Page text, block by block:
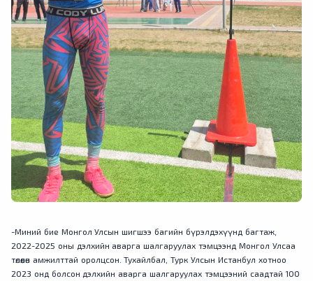
-Миний бие Монгол Улсын шигшээ багийн бүрэлдэхүүнд багтаж,
2022-2025 оны дэлхийн аварга шалгаруулах тэмцээнд Монгол Улсаа
төлөөлөн амжилттай оролцсон. Тухайлбал, Турк Улсын Истанбул хотноо
2023 онд болсон дэлхийн аварга шалгаруулах тэмцээний саадтай 100